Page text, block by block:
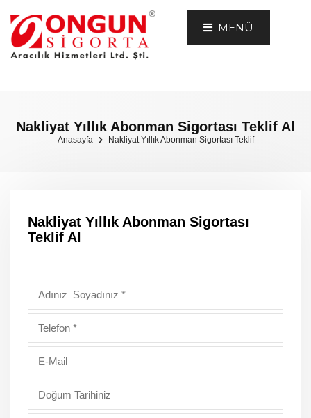
MENÜ
Nakliyat Yıllık Abonman Sigortası Teklif Al
Anasayfa Nakliyat Yıllık Abonman Sigortası Teklif
Nakliyat Yıllık Abonman Sigortası
Teklif Al